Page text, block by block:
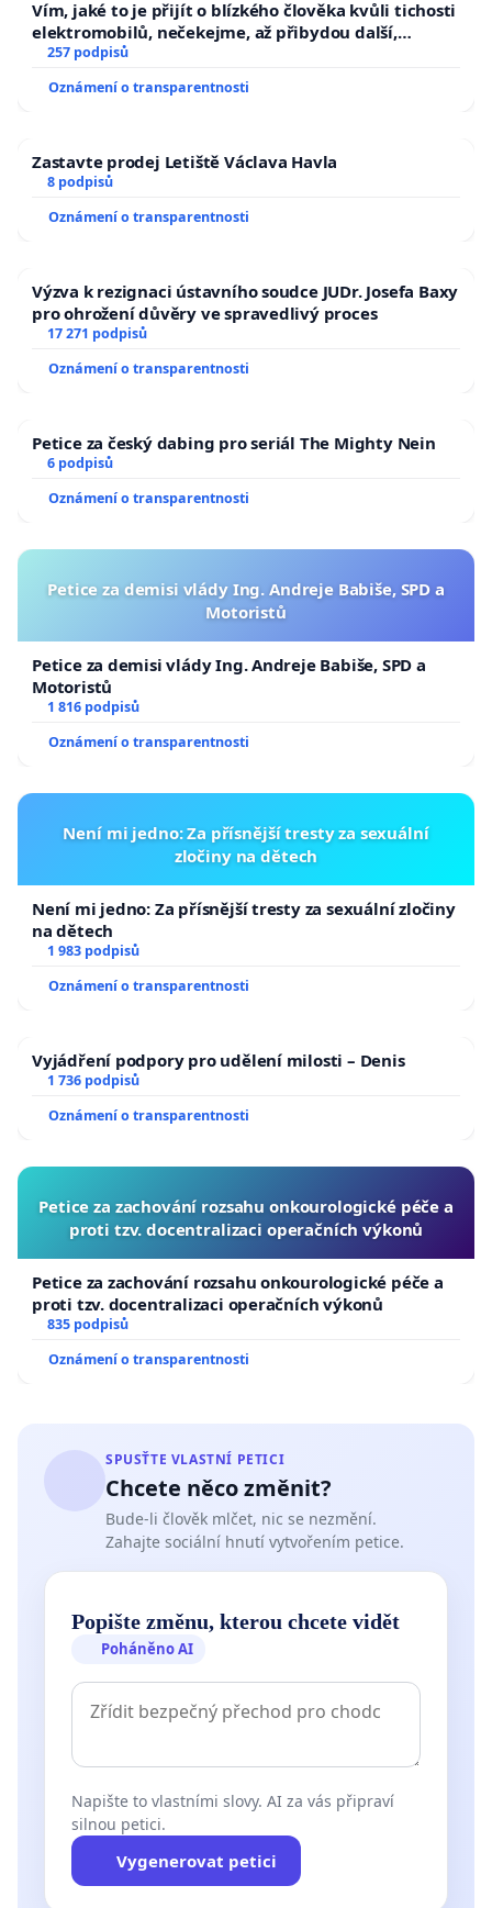
Vím, jaké to je přijít o blízkého člověka kvůli tichosti
elektromobilů, nečekejme, až přibydou další,
zaveďme slyšitelná auta!
257 podpisů
Oznámení o transparentnosti
Zastavte prodej Letiště Václava Havla
8 podpisů
Oznámení o transparentnosti
Výzva k rezignaci ústavního soudce JUDr. Josefa Baxy
pro ohrožení důvěry ve spravedlivý proces
17 271 podpisů
Oznámení o transparentnosti
Petice za český dabing pro seriál The Mighty Nein
6 podpisů
Oznámení o transparentnosti
Petice za demisi vlády Ing. Andreje Babiše, SPD a
Motoristů
Petice za demisi vlády Ing. Andreje Babiše, SPD a
Motoristů
1 816 podpisů
Oznámení o transparentnosti
Není mi jedno: Za přísnější tresty za sexuální
zločiny na dětech
Není mi jedno: Za přísnější tresty za sexuální zločiny
na dětech
1 983 podpisů
Oznámení o transparentnosti
Vyjádření podpory pro udělení milosti – Denis
1 736 podpisů
Oznámení o transparentnosti
Petice za zachování rozsahu onkourologické péče a
proti tzv. docentralizaci operačních výkonů
Petice za zachování rozsahu onkourologické péče a
proti tzv. docentralizaci operačních výkonů
835 podpisů
Oznámení o transparentnosti
SPUSŤTE VLASTNÍ PETICI
Chcete něco změnit?
Bude-li člověk mlčet, nic se nezmění.
Zahajte sociální hnutí vytvořením petice.
Popište změnu, kterou chcete vidět
Poháněno AI
Napište to vlastními slovy. AI za vás připraví
silnou petici.
Vygenerovat petici